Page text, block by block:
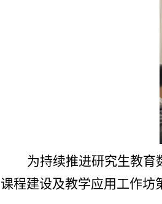
为持续推进研究生教育
课程建设及教学应用工作坊